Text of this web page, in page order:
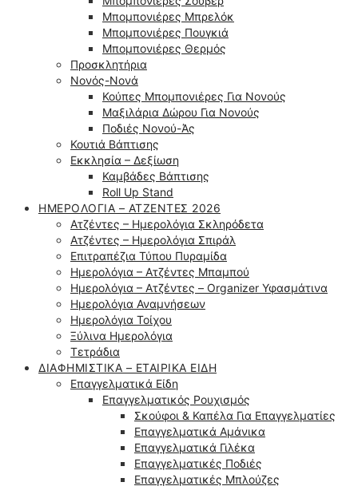
Μπομπονιέρες Μπρελόκ
Μπομπονιέρες Πουγκιά
Μπομπονιέρες Θερμός
Προσκλητήρια
Νονός-Νονά
Κούπες Μπομπονιέρες Για Νονούς
Μαξιλάρια Δώρου Για Νονούς
Ποδιές Νονού-Άς
Κουτιά Βάπτισης
Εκκλησία – Δεξίωση
Καμβάδες Βάπτισης
Roll Up Stand
ΗΜΕΡΟΛΌΓΙΑ – ΑΤΖΈΝΤΕΣ 2026
Ατζέντες – Ημερολόγια Σκληρόδετα
Ατζέντες – Ημερολόγια Σπιράλ
Επιτραπέζια Τύπου Πυραμίδα
Ημερολόγια – Ατζέντες Μπαμπού
Ημερολόγια – Ατζέντες – Organizer Υφασμάτινα
Ημερολόγια Αναμνήσεων
Ημερολόγια Τοίχου
Ξύλινα Ημερολόγια
Τετράδια
ΔΙΑΦΗΜΙΣΤΙΚΆ – ΕΤΑΙΡΙΚΆ ΕΊΔΗ
Επαγγελματικά Είδη
Επαγγελματικός Ρουχισμός
Σκούφοι & Καπέλα Για Επαγγελματίες
Επαγγελματικά Αμάνικα
Επαγγελματικά Γιλέκα
Επαγγελματικές Ποδιές
Επαγγελματικές Μπλούζες